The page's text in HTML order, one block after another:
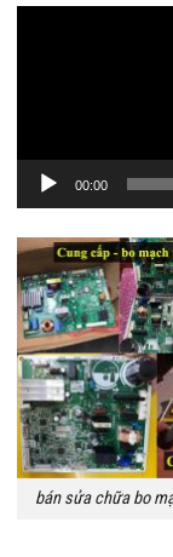
00:00
bán sửa chữa bo